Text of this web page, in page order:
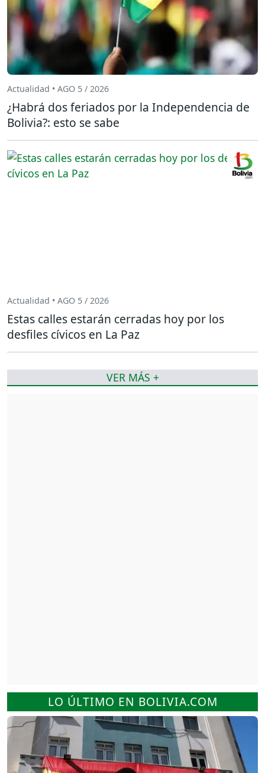
LO ÚLTIMO EN BOLIVIA.COM
Actualidad • AGO 5 / 2026
¿Habrá dos feriados por la Independencia de
Bolivia?: esto se sabe
Actualidad • AGO 5 / 2026
Estas calles estarán cerradas hoy por los
desfiles cívicos en La Paz
VER MÁS +